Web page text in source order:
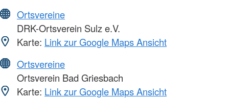
Ortsvereine
DRK-Ortsverein Sulz e.V.
Karte: Link zur Google Maps Ansicht
Ortsvereine
Ortsverein Bad Griesbach
Karte: Link zur Google Maps Ansicht